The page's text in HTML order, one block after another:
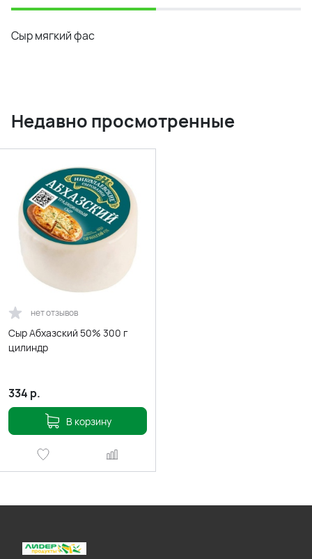
Сыр мягкий фас
Недавно просмотренные
нет отзывов
Сыр Абхазский 50% 300 г
цилиндр
334 р.
В корзину